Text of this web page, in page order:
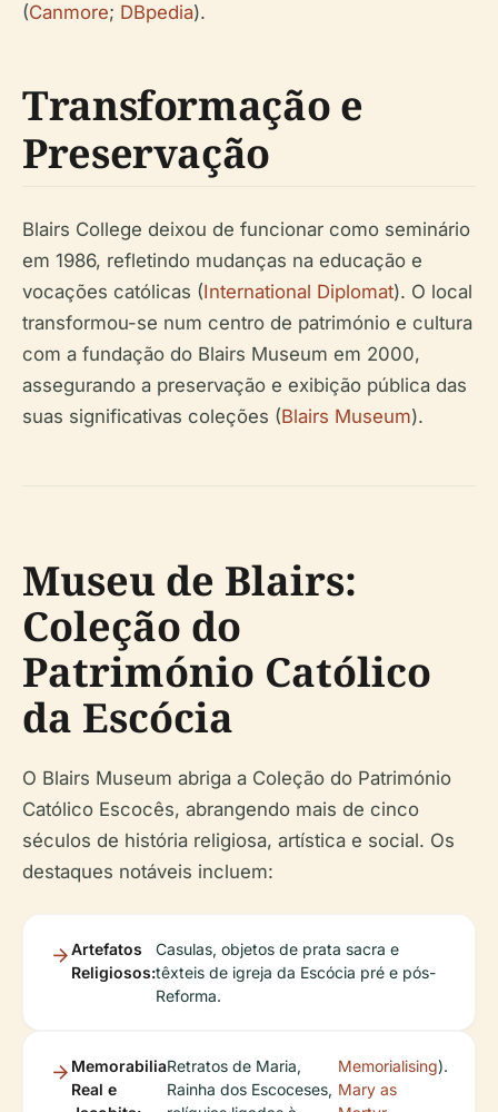
(Canmore; DBpedia).
Transformação e
Preservação
Blairs College deixou de funcionar como seminário
em 1986, refletindo mudanças na educação e
vocações católicas (International Diplomat). O local
transformou-se num centro de património e cultura
com a fundação do Blairs Museum em 2000,
assegurando a preservação e exibição pública das
suas significativas coleções (Blairs Museum).
Museu de Blairs:
Coleção do
Património Católico
da Escócia
O Blairs Museum abriga a Coleção do Património
Católico Escocês, abrangendo mais de cinco
séculos de história religiosa, artística e social. Os
destaques notáveis incluem:
Artefatos
Religiosos:
Casulas, objetos de prata sacra e
têxteis de igreja da Escócia pré e pós-
Reforma.
Memorabilia
Real e
Retratos de Maria,
Rainha dos Escoceses,
Memorialising
Mary as
).